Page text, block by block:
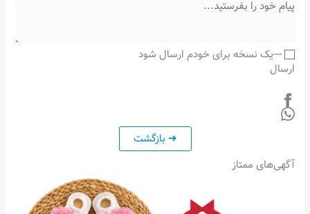
---یک نسخه برای خودم ارسال شود
ارسال
آگهی‌های ممتاز